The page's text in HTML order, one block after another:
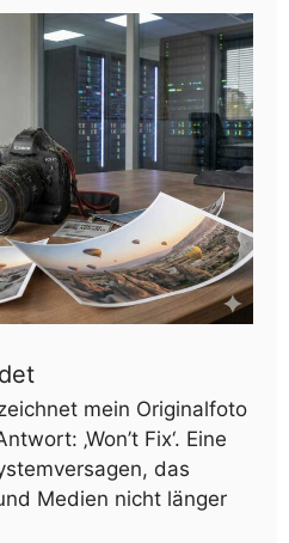
mein Originalfoto
‚Won’t Fix‘. Eine
das
Medien nicht länger